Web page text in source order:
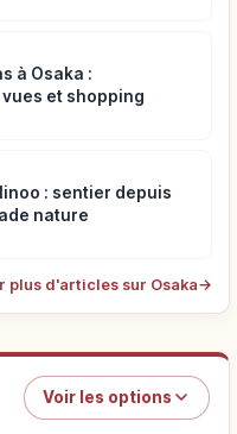
à Osaka :
et shopping
: sentier depuis
nature
plus d'articles sur Osaka→
Voir les options